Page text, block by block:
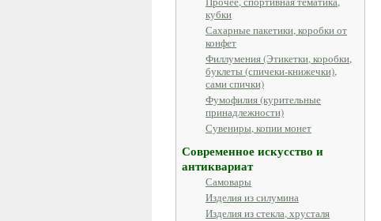
кубки
Сахарные пакетики, коробки от
конфет
Филлумения (Этикетки, коробки,
буклеты (спичеки-книжечки),
сами спички)
Фумофилия (курительные
принадлежности)
Сувениры, копии монет
Современное искусство и
антиквариат
Самовары
Изделия из силумина
Изделия из стекла, хрусталя